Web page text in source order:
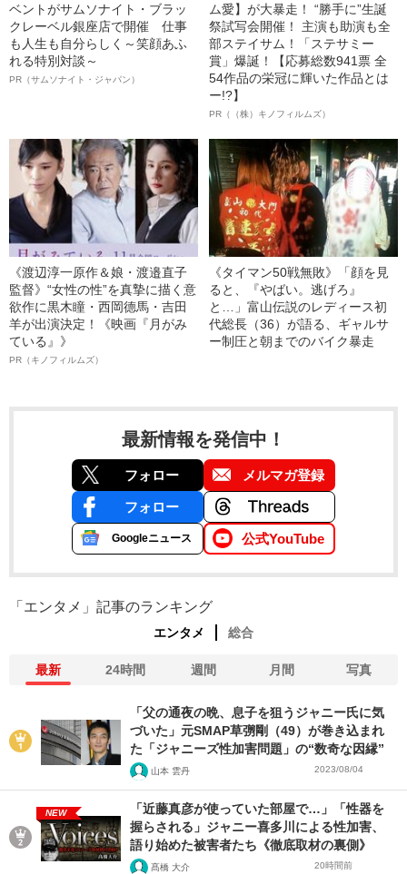
ベントがサムソナイト・ブラッ
クレーベル銀座店で開催 仕事
も人生も自分らしく～笑顔あふ
れる特別対談～
PR（サムソナイト・ジャパン）
ム愛】が大暴走！ “勝手に”生誕
祭試写会開催！ 主演も助演も全
部ステイサム！「ステサミー
賞」爆誕！【応募総数941票 全
54作品の栄冠に輝いた作品とは
ー!?】
PR（（株）キノフィルムズ）
《渡辺淳一原作＆娘・渡邉直子
監督》“女性の性”を真摯に描く意
欲作に黒木瞳・西岡德馬・吉田
羊が出演決定！《映画『月がみ
ている』》
PR（キノフィルムズ）
《タイマン50戦無敗》「顔を見
ると、『やばい。逃げろ』
と…」富山伝説のレディース初
代総長（36）が語る、ギャルサ
ー制圧と朝までのバイク暴走
最新情報を発信中！
フォロー メルマガ登録
フォロー
Googleニュース 公式YouTube
「エンタメ」記事のランキング
エンタメ 総合
最新 24時間 週間 月間 写真
「父の通夜の晩、息子を狙うジャニー氏に気
づいた」元SMAP草彅剛（49）が巻き込まれ
た「ジャニーズ性加害問題」の“数奇な因縁”
山本 雲丹 2023/08/04
NEW
「近藤真彦が使っていた部屋で…」「性器を
握らされる」ジャニー喜多川による性加害、
語り始めた被害者たち《徹底取材の裏側》
髙橋 大介 20時間前